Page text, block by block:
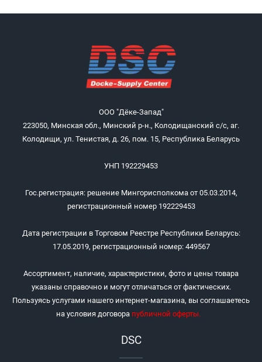
ООО "Дёке-Запад"
223050, Минская обл., Минский р-н., Колодищанский с/с, аг.
Колодищи, ул. Тенистая, д. 26, пом. 15, Республика Беларусь
УНП 192229453
Гос.регистрация: решение Мингорисполкома от 05.03.2014,
регистрационный номер 192229453
Дата регистрации в Торговом Реестре Республики Беларусь:
17.05.2019, регистрационный номер: 449567
Ассортимент, наличие, характеристики, фото и цены товара
указаны справочно и могут отличаться от фактических.
Пользуясь услугами нашего интернет-магазина, вы соглашаетесь
на условия договора публичной оферты.
DSC